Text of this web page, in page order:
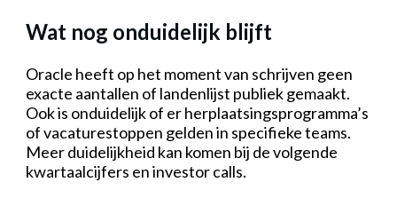
Wat nog onduidelijk blijft
Oracle heeft op het moment van schrijven geen
exacte aantallen of landenlijst publiek gemaakt.
Ook is onduidelijk of er herplaatsingsprogramma’s
of vacaturestoppen gelden in specifieke teams.
Meer duidelijkheid kan komen bij de volgende
kwartaalcijfers en investor calls.